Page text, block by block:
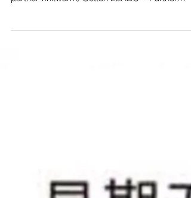
knee-sleeve-proves-a-winner-for-cotton-leads-
Fung...